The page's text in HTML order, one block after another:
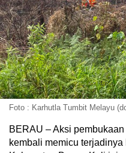
Foto : Karhutla Tumbit Melayu
BERAU – Aksi
kembali memicu